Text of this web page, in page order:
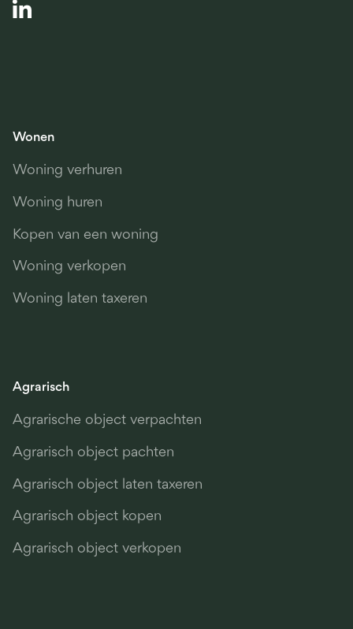
Wonen
Woning verhuren
Woning huren
Kopen van een woning
Woning verkopen
Woning laten taxeren
Agrarisch
Agrarische object verpachten
Agrarisch object pachten
Agrarisch object laten taxeren
Agrarisch object kopen
Agrarisch object verkopen